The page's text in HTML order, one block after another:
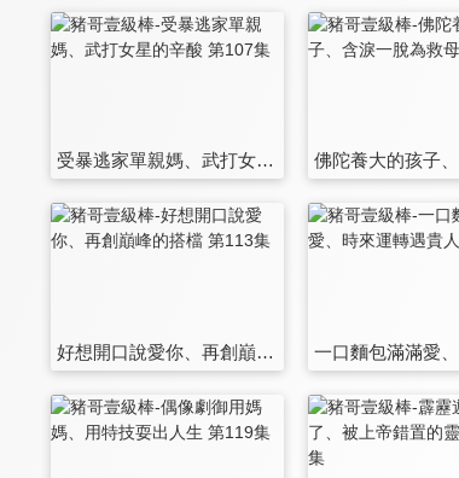
受暴逃家單親媽、武打女星的辛酸 第107集
好想開口說愛你、再創巔峰的搭檔 第113集